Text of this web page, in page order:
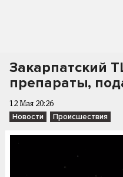
Закарпатский
препараты,
12 Мая 20:26
Новости Происшествия